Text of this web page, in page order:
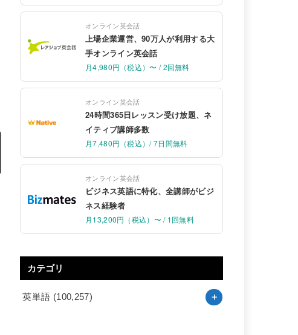
オンライン英会話
上場企業運営、90万人が利用する大
手オンライン英会話
月4,980円（税込）〜 / 2回無料
オンライン英会話
24時間365日レッスン受け放題、ネ
イティブ講師多数
月7,480円（税込）/ 7日間無料
オンライン英会話
ビジネス英語に特化、全講師がビジ
ネス経験者
月13,200円（税込）〜 / 1回無料
カテゴリ
英単語 (100,257)